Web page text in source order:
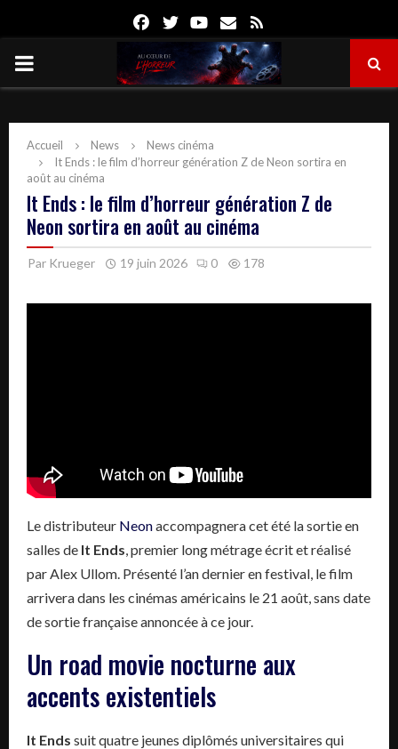
FacebookTwitterYoutube
Email
PRIMARY
Accueil News
News cinéma
It Ends : le film d’horreur génération Z de Neon sortira en
août au cinéma
It Ends : le film d’horreur génération Z de
Neon sortira en août au cinéma
Par Krueger 19 juin 2026 0 178
Le distributeur Neonaccompagnera cet été la sortie en
salles de It Ends , premier long métrage écrit et réalisé
par Alex Ullom. Présenté l’an dernier en festival, le film
arrivera dans les cinémas américains le 21 août, sans date
de sortie française annoncée à ce jour.
Un road movie nocturne aux
accents existentiels
It Ends suit quatre jeunes diplômés universitaires qui